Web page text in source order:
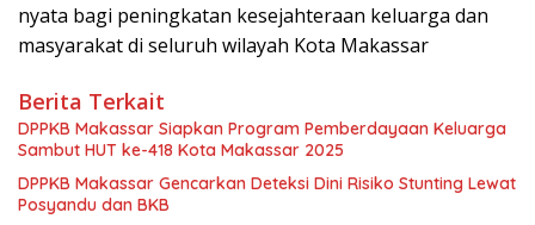
nyata bagi peningkatan kesejahteraan keluarga dan
masyarakat di seluruh wilayah Kota Makassar
Berita Terkait
DPPKB Makassar Siapkan Program Pemberdayaan Keluarga
Sambut HUT ke-418 Kota Makassar 2025
DPPKB Makassar Gencarkan Deteksi Dini Risiko Stunting Lewat
Posyandu dan BKB